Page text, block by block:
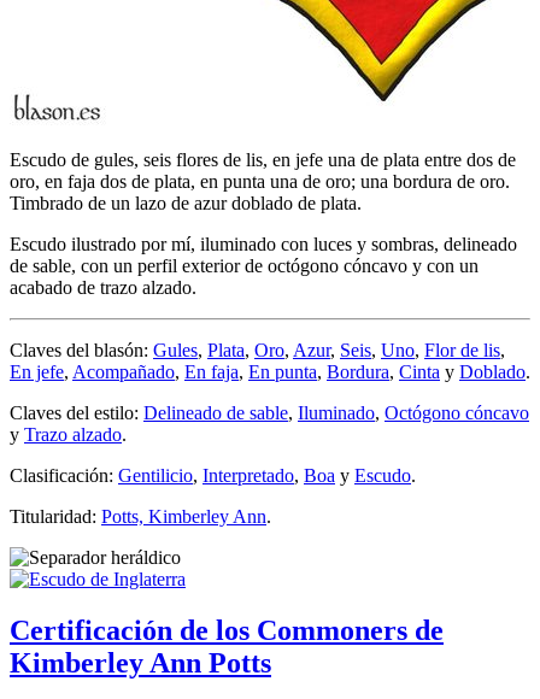
Escudo de gules, seis flores de lis, en jefe una de plata entre dos de
oro, en faja dos de plata, en punta una de oro; una bordura de oro.
Timbrado de un lazo de azur doblado de plata.
Escudo ilustrado por mí, iluminado con luces y sombras, delineado
de sable, con un perfil exterior de octógono cóncavo y con un
acabado de trazo alzado.
Claves del blasón: Gules, Plata, Oro, Azur, Seis, Uno, Flor de lis,
En jefe, Acompañado, En faja, En punta, Bordura, Cinta y Doblado.
Claves del estilo: Delineado de sable, Iluminado, Octógono cóncavo
y Trazo alzado.
Clasificación: Gentilicio, Interpretado, Boa y Escudo.
Titularidad: Potts, Kimberley Ann.
Certificación de los Commoners de
Kimberley Ann Potts